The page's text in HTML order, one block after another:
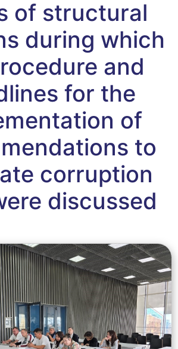
of structural
during which
and
for the
of
to
corruption
discussed